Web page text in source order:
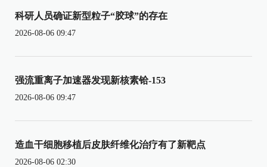
科研人员确证新型粒子“胶球”的存在
2026-08-06 09:47
强流重离子加速器发现新核素铪-153
2026-08-06 09:47
造血干细胞移植后皮肤纤维化治疗有了新靶点
2026-08-06 02:30